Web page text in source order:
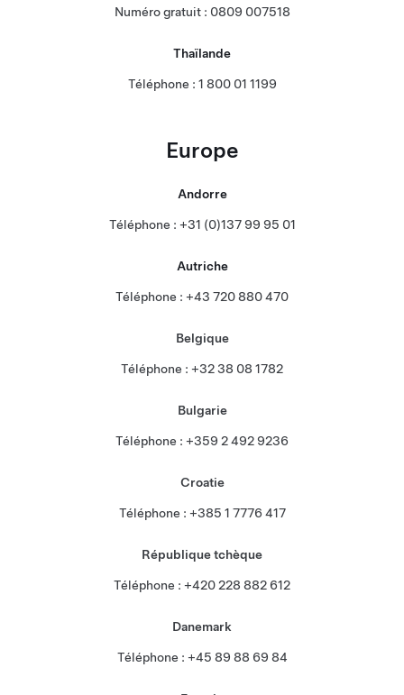
Numéro gratuit : 0809 007518
Thaïlande
Téléphone : 1 800 01 1199
Europe
Andorre
Téléphone : +31 (0)137 99 95 01
Autriche
Téléphone : +43 720 880 470
Belgique
Téléphone : +32 38 08 1782
Bulgarie
Téléphone : +359 2 492 9236
Croatie
Téléphone : +385 1 7776 417
République tchèque
Téléphone : +420 228 882 612
Danemark
Téléphone : +45 89 88 69 84